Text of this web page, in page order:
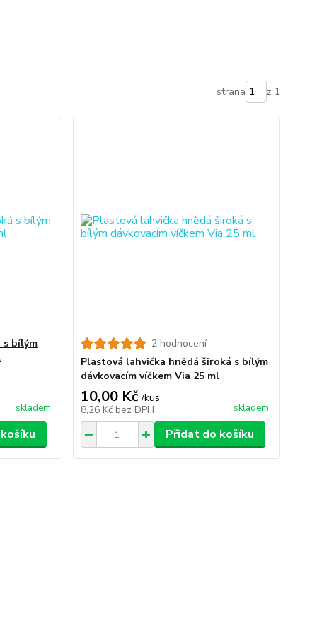
strana z 1
s bílým
skladem
2 hodnocení
Plastová lahvička hnědá široká s bílým
dávkovacím víčkem Via 25 ml
10,00 Kč /kus
8,26 Kč bez DPH skladem
Přidat do košíku